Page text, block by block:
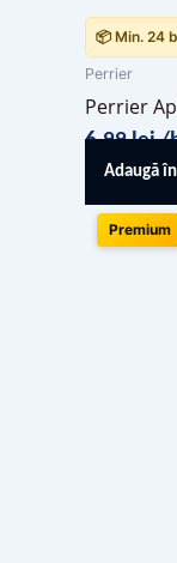
📦 Min. 24
Perrier
Perrier
6,99lei/
Adaugă
Premium